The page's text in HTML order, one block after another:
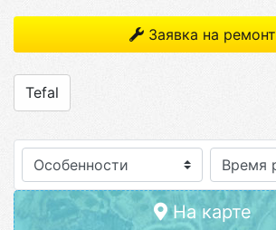
Заявка на ремонт
Tefal
Особенности
На карте